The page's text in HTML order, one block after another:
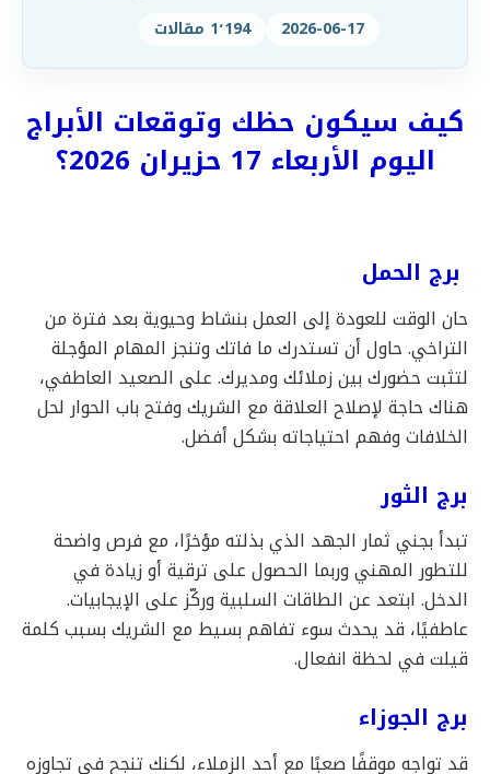
2026-06-17 1٬194 مقالات
كيف سيكون حظك وتوقعات الأبراج
اليوم الأربعاء 17 حزيران 2026؟
برج الحمل
حان الوقت للعودة إلى العمل بنشاط وحيوية بعد فترة من
التراخي. حاول أن تستدرك ما فاتك وتنجز المهام المؤجلة
لتثبت حضورك بين زملائك ومديرك. على الصعيد العاطفي،
هناك حاجة لإصلاح العلاقة مع الشريك وفتح باب الحوار لحل
الخلافات وفهم احتياجاته بشكل أفضل.
برج الثور
تبدأ بجني ثمار الجهد الذي بذلته مؤخرًا، مع فرص واضحة
للتطور المهني وربما الحصول على ترقية أو زيادة في
الدخل. ابتعد عن الطاقات السلبية وركّز على الإيجابيات.
عاطفيًا، قد يحدث سوء تفاهم بسيط مع الشريك بسبب كلمة
قيلت في لحظة انفعال.
برج الجوزاء
قد تواجه موقفًا صعبًا مع أحد الزملاء، لكنك تنجح في تجاوزه